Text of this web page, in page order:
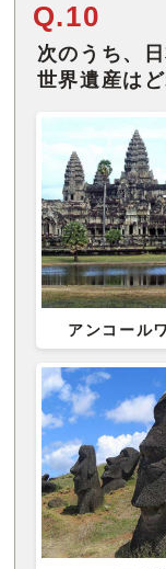
Q.10
次のうち、
世界遺産はど
アンコール